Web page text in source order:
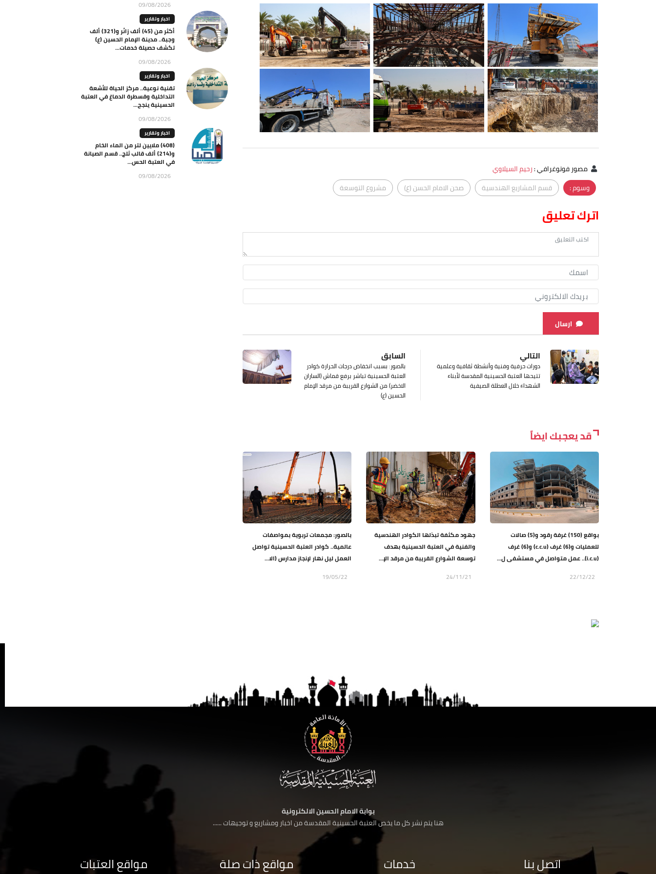
مصور فوتوغرافي:رحيم السيلاوي
وسوم :
قسم المشاريع الهندسية صحن الامام الحسن (ع) مشروع التوسعة
اترك تعليق
ارسال
السابق
بالصور: بسبب انخفاض درجات الحرارة كوادر
العتبة الحسينية تباشر برفع قماش (الساران
الاخضر) من الشوارع القريبة من مرقد الإمام
الحسين (ع)
التالي
دورات حرفية وفنية وأنشطة ثقافية وعلمية
تتيحها العتبة الحسينية المقدسة لأبناء
الشهداء خلال العطلة الصيفية
قد يعجبك ايضاً
بواقع (150) غرفة رقود و(5) صالات
للعمليات و(6) غرف (c.c.u) و(6) غرف
(i.c.u).. عمل متواصل في مستشفى ل...
22/12/22
جهود مكثفة تبذلها الكوادر الهندسية
والفنية في العتبة الحسينية بهدف
توسعة الشوارع القريبة من مرقد الإ...
24/11/21
بالصور: مجمعات تربوية بمواصفات
عالمية.. كوادر العتبة الحسينية تواصل
العمل ليل نهار لإنجاز مدارس (الا...
19/05/22
09/08/2026
اخبار وتقارير
أكثر من (45) ألف زائر و(321) ألف
وجبة.. مدينة الإمام الحسين (ع)
تكشف حصيلة خدمات...
09/08/2026
اخبار وتقارير
تقنية نوعية.. مركز الحياة للأشعة
التداخلية وقسطرة الدماغ في العتبة
الحسينية ينجح...
09/08/2026
اخبار وتقارير
(408) ملايين لتر من الماء الخام
و(214) ألف قالب ثلج.. قسم الصيانة
في العتبة الحس...
09/08/2026
بوابة الامام الحسين الالكترونية
هنا يتم نشر كل ما يخص العتبة الحسينية المقدسة من اخبار ومشاريع و توجيهات ......
اتصل بنا خدمات مواقع ذات صلة مواقع العتبات